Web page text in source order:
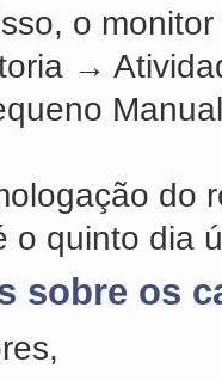
o
→
do
o quinto dia
sobre os